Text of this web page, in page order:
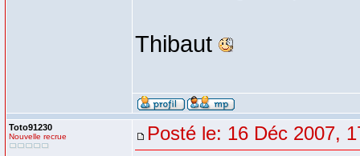
Thibaut
Toto91230
Nouvelle recrue Posté le: 16 Déc 2007,